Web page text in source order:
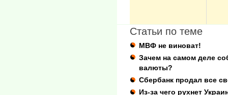
Статьи по теме
МВФ не виноват!
Зачем на самом деле
валюты?
Сбербанк продал все
Из-за чего рухнет